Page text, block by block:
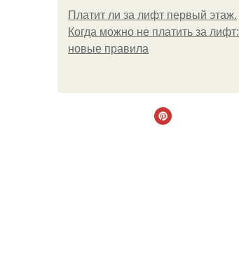
Платит ли за лифт первый этаж.
Когда можно не платить за лифт:
новые правила